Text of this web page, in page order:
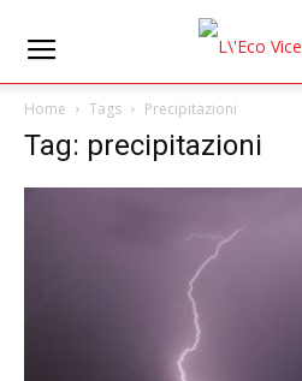
Home Tags Precipitazioni
Tag: precipitazioni